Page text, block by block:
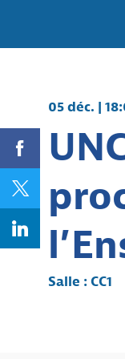
05 déc. |
Salle :CC1